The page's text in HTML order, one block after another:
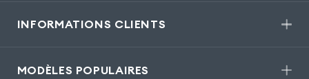
INFORMATIONS CLIENTS
MODÈLES POPULAIRES